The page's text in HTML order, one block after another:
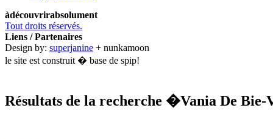
àdécouvrirabsolument
Tout droits réservés.
Liens / Partenaires
Design by: superjanine + nunkamoon
le site est construit � base de spip!
Résultats de la recherche �Vania De